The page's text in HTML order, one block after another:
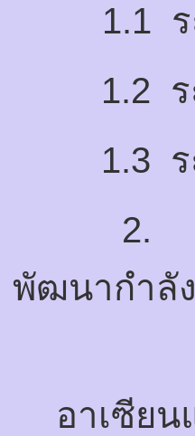
1.1
1.2
1.3
2.
พัฒนากำลั
อาเซีย